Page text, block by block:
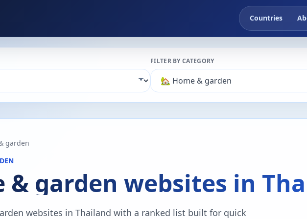
Countries
FILTER BY CATEGORY
garden
& garden websites in
websites in Thailand with a ranked list built for quick